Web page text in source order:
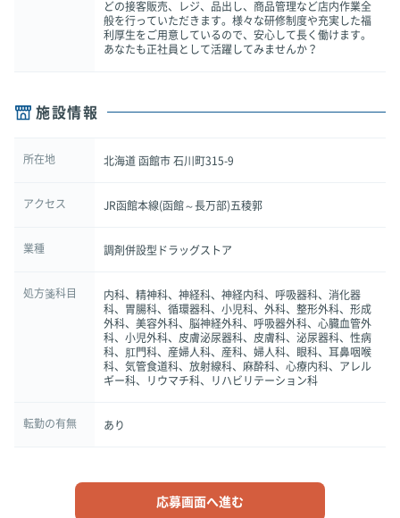
どの接客販売、レジ、品出し、商品管理など店内作業全
般を行っていただきます。様々な研修制度や充実した福
利厚生をご用意しているので、安心して長く働けます。
あなたも正社員として活躍してみませんか？
施設情報
所在地 北海道 函館市 石川町315-9
アクセス JR函館本線(函館～長万部)五稜郭
業種 調剤併設型ドラッグストア
処方箋科目
内科、精神科、神経科、神経内科、呼吸器科、消化器
科、胃腸科、循環器科、小児科、外科、整形外科、形成
外科、美容外科、脳神経外科、呼吸器外科、心臓血管外
科、小児外科、皮膚泌尿器科、皮膚科、泌尿器科、性病
科、肛門科、産婦人科、産科、婦人科、眼科、耳鼻咽喉
科、気管食道科、放射線科、麻酔科、心療内科、アレル
ギー科、リウマチ科、リハビリテーション科
転勤の有無 あり
応募画面へ進む